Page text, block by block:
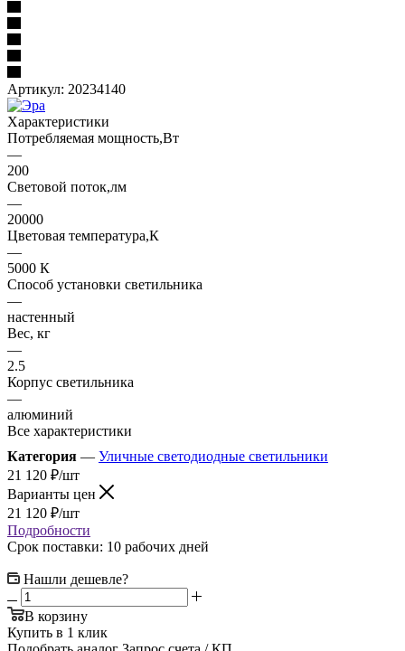
Артикул: 20234140
Характеристики
Потребляемая мощность,Вт
—
200
Световой поток,лм
—
20000
Цветовая температура,К
—
5000 К
Способ установки светильника
—
настенный
Вес, кг
—
2.5
Корпус светильника
—
алюминий
Все характеристики
Категория — Уличные светодиодные светильники
21 120 ₽/шт
Варианты цен
21 120 ₽/шт
Подробности
Срок поставки: 10 рабочих дней
Нашли дешевле?
В корзину
Купить в 1 клик